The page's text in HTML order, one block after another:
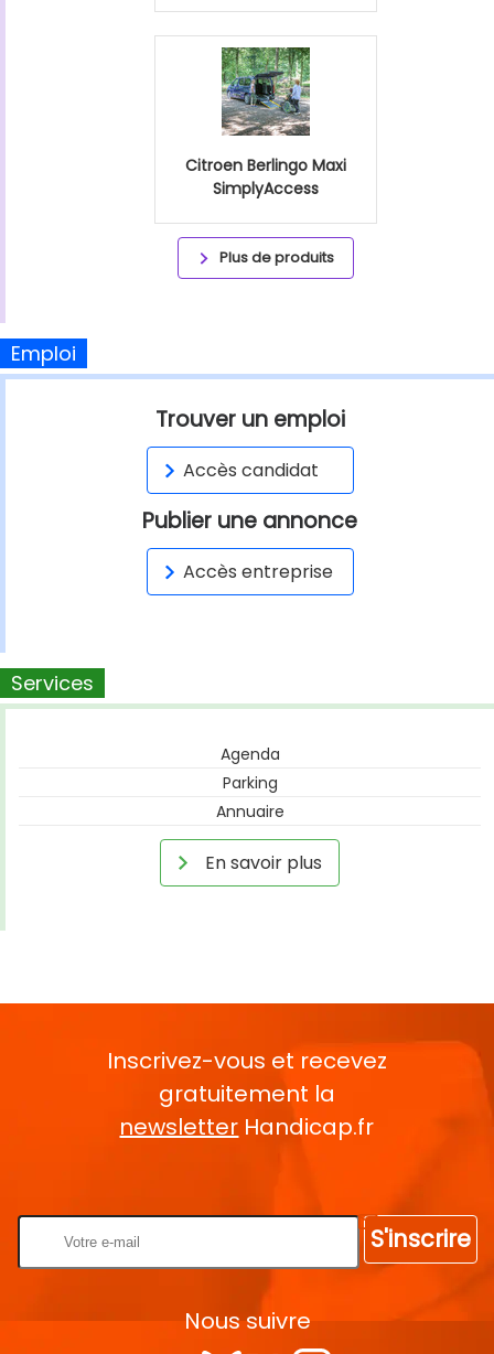
Citroen Berlingo Maxi
SimplyAccess
Plus de produits
Emploi
Trouver un emploi
Accès candidat
Publier une annonce
Accès entreprise
Services
Agenda
Parking
Annuaire
En savoir plus
Inscrivez-vous et recevez
gratuitement la
newsletter Handicap.fr
S'inscrire
Nous suivre